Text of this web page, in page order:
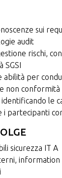
sui
audit
rischi,
SGSI
abilità per
non
le
i partecipanti
sicurezza IT A
information